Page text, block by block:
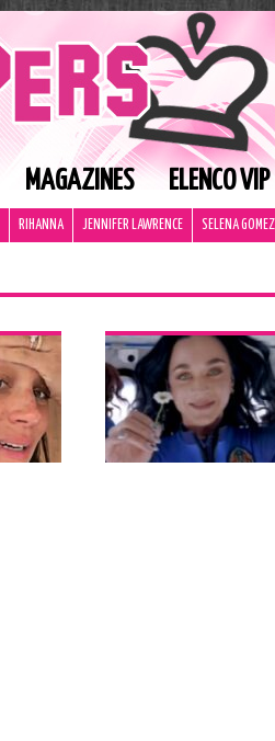
MAGAZINES ELENCO VIP
RIHANNA JENNIFER LAWRENCE SELENA GOMEZ